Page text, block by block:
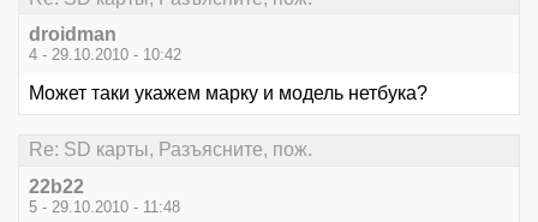
droidman
4 - 29.10.2010 - 10:42
Может таки укажем марку и модель нетбука?
Re: SD карты, Разъясните, пож.
22b22
5 - 29.10.2010 - 11:48